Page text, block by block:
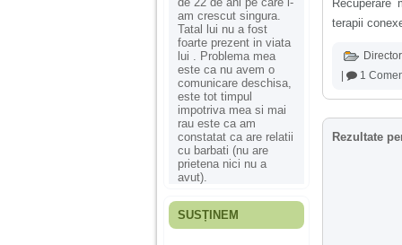
am crescut singura.
Tatal lui nu a fost
foarte prezent in viata
lui . Problema mea
este ca nu avem o
comunicare deschisa,
este tot timpul
impotriva mea si mai
rau este ca am
constatat ca are relatii
cu barbati (nu are
prietena nici nu a
avut).
Fiica mea s-a nascut
SUSȚINEM
Recuperare
terapii
1
Rezultate